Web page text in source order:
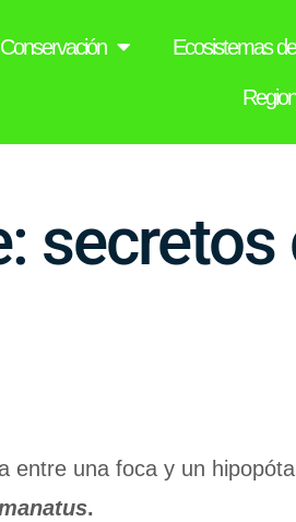
Conservación Ecosistemas
una foca y un
.